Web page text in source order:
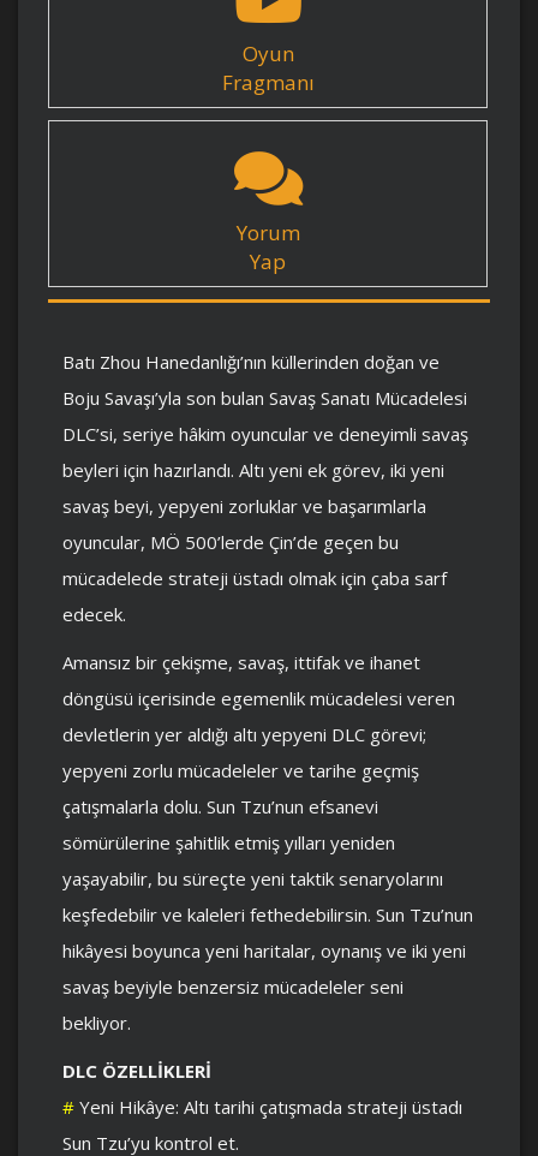
Oyun
Fragmanı
Yorum
Yap
Batı Zhou Hanedanlığı’nın küllerinden doğan ve
Boju Savaşı’yla son bulan Savaş Sanatı Mücadelesi
DLC’si, seriye hâkim oyuncular ve deneyimli savaş
beyleri için hazırlandı. Altı yeni ek görev, iki yeni
savaş beyi, yepyeni zorluklar ve başarımlarla
oyuncular, MÖ 500’lerde Çin’de geçen bu
mücadelede strateji üstadı olmak için çaba sarf
edecek.
Amansız bir çekişme, savaş, ittifak ve ihanet
döngüsü içerisinde egemenlik mücadelesi veren
devletlerin yer aldığı altı yepyeni DLC görevi;
yepyeni zorlu mücadeleler ve tarihe geçmiş
çatışmalarla dolu. Sun Tzu’nun efsanevi
sömürülerine şahitlik etmiş yılları yeniden
yaşayabilir, bu süreçte yeni taktik senaryolarını
keşfedebilir ve kaleleri fethedebilirsin. Sun Tzu’nun
hikâyesi boyunca yeni haritalar, oynanış ve iki yeni
savaş beyiyle benzersiz mücadeleler seni
bekliyor.
DLC ÖZELLİKLERİ
# Yeni Hikâye: Altı tarihi çatışmada strateji üstadı
Sun Tzu’yu kontrol et.